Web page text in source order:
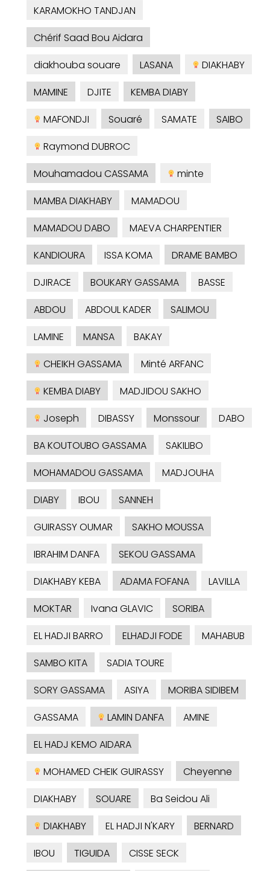
KARAMOKHO TANDJAN
Chérif Saad Bou Aidara
diakhouba souare
LASANA
DIAKHABY
MAMINE
DJITE
KEMBA DIABY
MAFONDJI
Souaré SAMATE
SAIBO
Raymond DUBROC
Mouhamadou CASSAMA
minte
MAMBA DIAKHABY
MAMADOU
MAMADOU DABO
MAEVA CHARPENTIER
KANDIOURA
ISSA KOMA
DRAME BAMBO
DJIRACE
BOUKARY GASSAMA
BASSE
ABDOU
ABDOUL KADER
SALIMOU
LAMINE
MANSA
BAKAY
CHEIKH GASSAMA
Minté ARFANC
KEMBA DIABY
MADJIDOU SAKHO
Joseph
DIBASSY Monssour
DABO
BA KOUTOUBO GASSAMA
SAKILIBO
MOHAMADOU GASSAMA
MADJOUHA
DIABY
IBOU
SANNEH
GUIRASSY OUMAR
SAKHO MOUSSA
IBRAHIM DANFA
SEKOU GASSAMA
DIAKHABY KEBA
ADAMA FOFANA
LAVILLA
MOKTAR
Ivana GLAVIC
SORIBA
EL HADJI BARRO
ELHADJI FODE
MAHABUB
SAMBO KITA
SADIA TOURE
SORY GASSAMA
ASIYA
MORIBA SIDIBEM
GASSAMA
LAMIN DANFA
AMINE
EL HADJ KEMO AIDARA
MOHAMED CHEIK GUIRASSY
Cheyenne
DIAKHABY
SOUARE
Ba Seidou Ali
DIAKHABY
EL HADJI N'KARY
BERNARD
IBOU
TIGUIDA CISSE SECK